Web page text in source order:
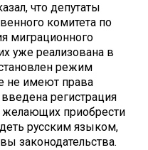
что депутаты
комитета по
миграционного
уже реализована в
режим
не имеют права
регистрация
желающих приобрести
русским языком,
законодательства.